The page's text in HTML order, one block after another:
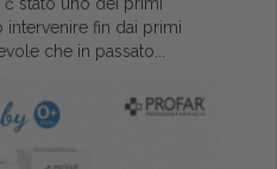
fin dai primi
che in passato...